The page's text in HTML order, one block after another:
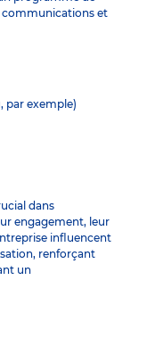
communications et
par exemple)
dans
engagement, leur
influencent
renforçant
un